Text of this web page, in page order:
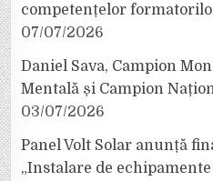
competențelor
07/07/2026
Daniel Sava, Campion
Mentală și Campion
03/07/2026
Panel Volt Solar anunță
„Instalare de